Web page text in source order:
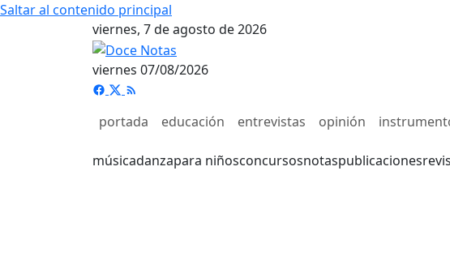
Saltar al contenido principal
viernes, 7 de agosto de 2026
viernes 07/08/2026
portada educación entrevistas opinión
músicadanzapara niñosconcursosnotaspublicaciones